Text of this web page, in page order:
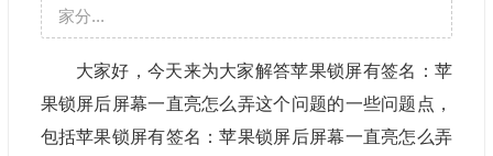
家分...
大家好，今天来为大家解答苹果锁屏有签名：苹
果锁屏后屏幕一直亮怎么弄这个问题的一些问题点，
包括苹果锁屏有签名：苹果锁屏后屏幕一直亮怎么弄